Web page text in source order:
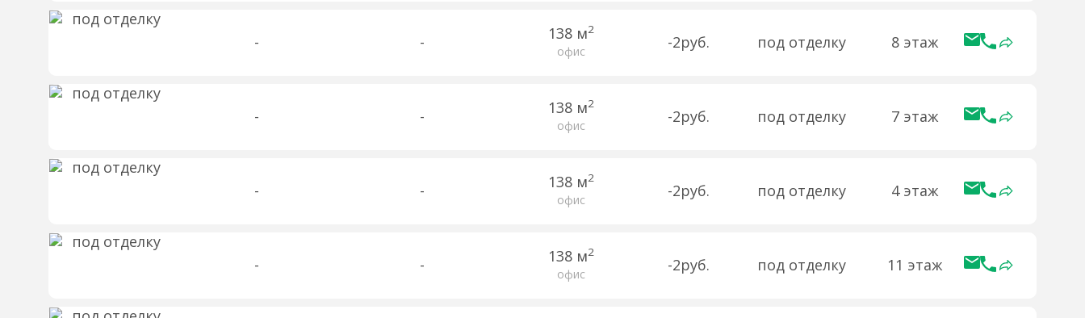
- - 138 м2
офис -2руб. под отделку 8 этаж
- - 138 м2
офис -2руб. под отделку 7 этаж
- - 138 м2
офис -2руб. под отделку 4 этаж
- - 138 м2
офис -2руб. под отделку 11 этаж